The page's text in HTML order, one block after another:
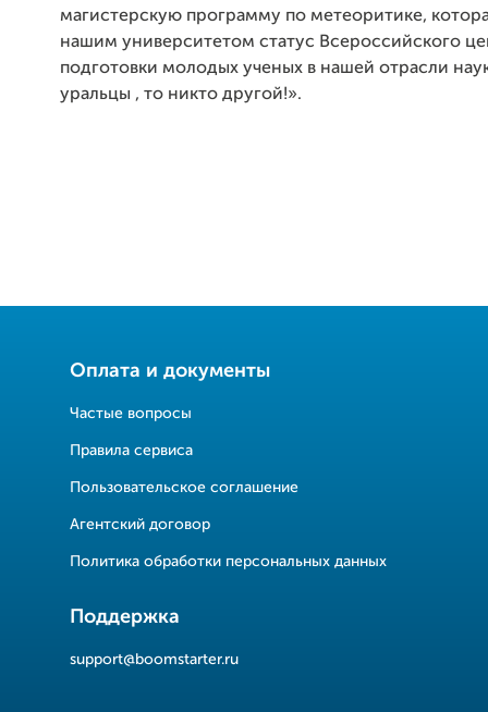
магистерскую программу по метеоритике,
нашим университетом статус Всероссийского
подготовки молодых ученых в нашей отрасли
уральцы , то никто другой!».
Оплата и документы
Частые вопросы
Правила сервиса
Пользовательское соглашение
Агентский договор
Политика обработки персональных данных
Поддержка
support@boomstarter.ru